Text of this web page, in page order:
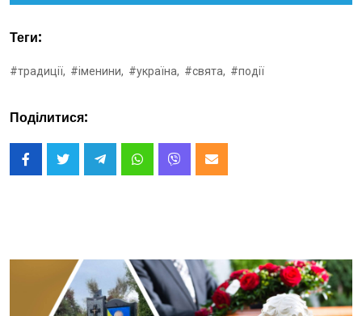
Теги:
#традиції, #іменини, #україна, #свята, #події
Поділитися: